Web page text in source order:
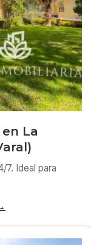
La
7. Ideal para